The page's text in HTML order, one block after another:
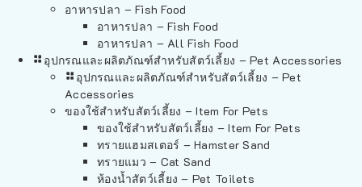
อาหารปลา – Fish Food
อาหารปลา – Fish Food
อาหารปลา – All Fish Food
อุปกรณและผลิตภัณฑ์สำหรับสัตว์เลี้ยง – Pet Accessories
อุปกรณและผลิตภัณฑ์สำหรับสัตว์เลี้ยง – Pet
Accessories
ของใช้สำหรับสัตว์เลี้ยง – Item For Pets
ของใช้สำหรับสัตว์เลี้ยง – Item For Pets
ทรายแฮมสเตอร์ – Hamster Sand
ทรายแมว – Cat Sand
ห้องน้ำสัตว์เลี้ยง – Pet Toilets